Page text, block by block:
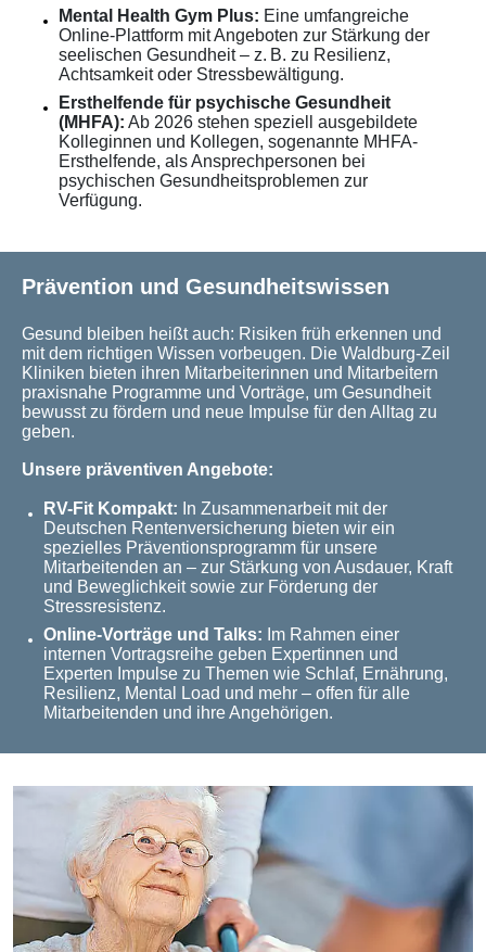
Mental Health Gym Plus: Eine umfangreiche
Online-Plattform mit Angeboten zur Stärkung der
seelischen Gesundheit – z. B. zu Resilienz,
Achtsamkeit oder Stressbewältigung.
Ersthelfende für psychische Gesundheit
(MHFA): Ab 2026 stehen speziell ausgebildete
Kolleginnen und Kollegen, sogenannte MHFA-
Ersthelfende, als Ansprechpersonen bei
psychischen Gesundheitsproblemen zur
Verfügung.
Prävention und Gesundheitswissen
Gesund bleiben heißt auch: Risiken früh erkennen und
mit dem richtigen Wissen vorbeugen. Die Waldburg-Zeil
Kliniken bieten ihren Mitarbeiterinnen und Mitarbeitern
praxisnahe Programme und Vorträge, um Gesundheit
bewusst zu fördern und neue Impulse für den Alltag zu
geben.
Unsere präventiven Angebote:
RV-Fit Kompakt: In Zusammenarbeit mit der
Deutschen Rentenversicherung bieten wir ein
spezielles Präventionsprogramm für unsere
Mitarbeitenden an – zur Stärkung von Ausdauer, Kraft
und Beweglichkeit sowie zur Förderung der
Stressresistenz.
Online-Vorträge und Talks: Im Rahmen einer
internen Vortragsreihe geben Expertinnen und
Experten Impulse zu Themen wie Schlaf, Ernährung,
Resilienz, Mental Load und mehr – offen für alle
Mitarbeitenden und ihre Angehörigen.